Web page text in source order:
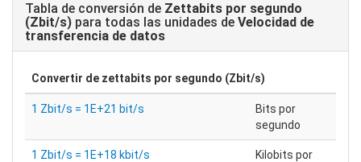
Tabla de conversión de Zettabits por segundo
(Zbit/s) para todas las unidades de Velocidad de
transferencia de datos
Convertir de zettabits por segundo (Zbit/s)
1 Zbit/s = 1E+21 bit/s
Bits por
segundo
1 Zbit/s = 1E+18 kbit/s
Kilobits por